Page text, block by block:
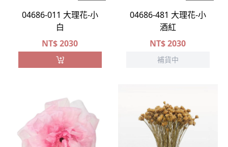
04686-011 大理花-小
白
NT$2030
04686-481 大理花-小
酒紅
NT$2030
補貨中